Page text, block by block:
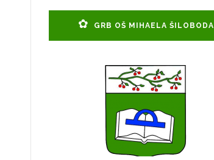
GRB OŠ MIHAELA ŠILOBODA